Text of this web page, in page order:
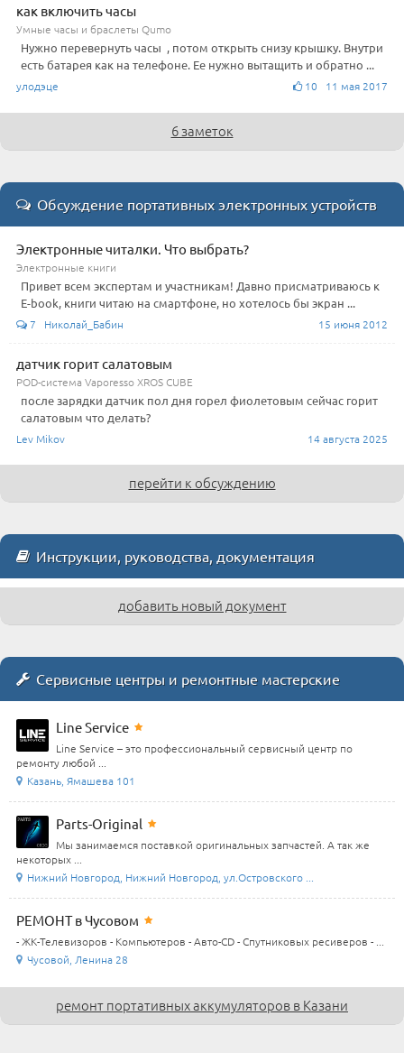
как включить часы
Умные часы и браслеты Qumo
Нужно перевернуть часы , потом открыть снизу крышку. Внутри
есть батарея как на телефоне. Ее нужно вытащить и обратно ...
улодэце 10 11 мая 2017
6 заметок
Обсуждение портативных электронных устройств
Электронные читалки. Что выбрать?
Электронные книги
Привет всем экспертам и участникам! Давно присматриваюсь к
E-book, книги читаю на смартфоне, но хотелось бы экран ...
7 Николай_Бабин 15 июня 2012
датчик горит салатовым
POD-система Vaporesso XROS CUBE
после зарядки датчик пол дня горел фиолетовым сейчас горит
салатовым что делать?
Lev Mikov 14 августа 2025
перейти к обсуждению
Инструкции, руководства, документация
добавить новый документ
Сервисные центры и ремонтные мастерские
Line Service
Line Service – это профессиональный сервисный центр по
ремонту любой ...
Казань, Ямашева 101
Parts-Original
Мы занимаемся поставкой оригинальных запчастей. А так же
некоторых ...
Нижний Новгород, Нижний Новгород, ул.Островского ...
РЕМОНТ в Чусовом
- ЖК-Телевизоров - Компьютеров - Авто-CD - Спутниковых ресиверов - ...
Чусовой, Ленина 28
ремонт портативных аккумуляторов в Казани